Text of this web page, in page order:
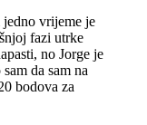
jedno vrijeme je
fazi utrke
no Jorge je
da sam na
bodova za